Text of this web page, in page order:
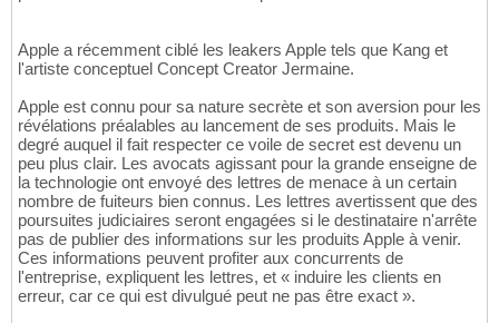
Apple a récemment ciblé les leakers Apple tels que Kang et
l'artiste conceptuel Concept Creator Jermaine.
Apple est connu pour sa nature secrète et son aversion pour les
révélations préalables au lancement de ses produits. Mais le
degré auquel il fait respecter ce voile de secret est devenu un
peu plus clair. Les avocats agissant pour la grande enseigne de
la technologie ont envoyé des lettres de menace à un certain
nombre de fuiteurs bien connus. Les lettres avertissent que des
poursuites judiciaires seront engagées si le destinataire n'arrête
pas de publier des informations sur les produits Apple à venir.
Ces informations peuvent profiter aux concurrents de
l'entreprise, expliquent les lettres, et « induire les clients en
erreur, car ce qui est divulgué peut ne pas être exact ».